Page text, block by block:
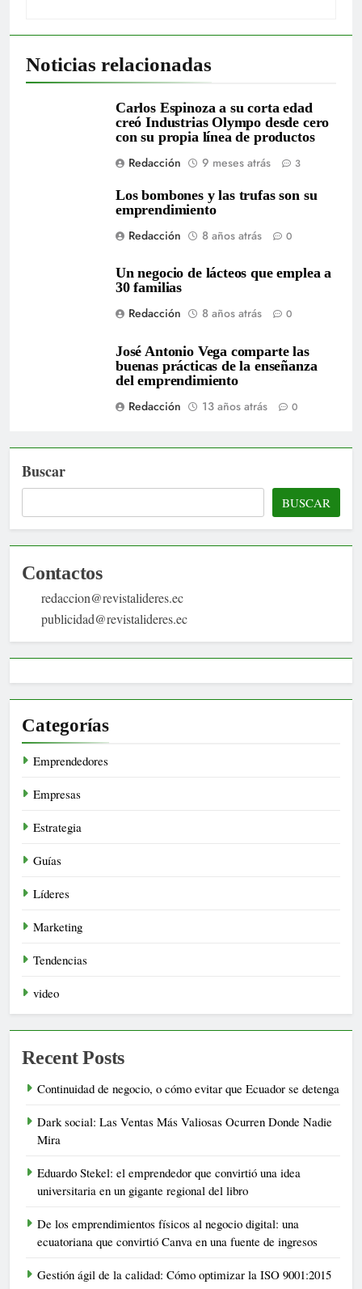
Noticias relacionadas
Carlos Espinoza a su corta edad
creó Industrias Olympo desde cero
con su propia línea de productos
Redacción
9 meses atrás 3
Los bombones y las trufas son su
emprendimiento
Redacción
8 años atrás 0
Un negocio de lácteos que emplea a
30 familias
Redacción
8 años atrás 0
José Antonio Vega comparte las
buenas prácticas de la enseñanza
del emprendimiento
Redacción
13 años atrás 0
Buscar
BUSCAR
Contactos
redaccion@revistalideres.ec
publicidad@revistalideres.ec
Categorías
Emprendedores
Empresas
Estrategia
Guías
Líderes
Marketing
Tendencias
video
Recent Posts
Continuidad de negocio, o cómo evitar que Ecuador se detenga
Dark social: Las Ventas Más Valiosas Ocurren Donde Nadie
Mira
Eduardo Stekel: el emprendedor que convirtió una idea
universitaria en un gigante regional del libro
De los emprendimientos físicos al negocio digital: una
ecuatoriana que convirtió Canva en una fuente de ingresos
Gestión ágil de la calidad: Cómo optimizar la ISO 9001:2015